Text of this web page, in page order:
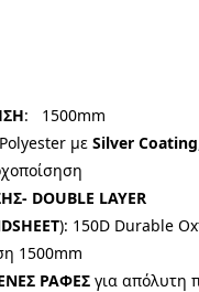
: 1500mm
με Silver Coating
DOUBLE LAYER
): 150D Durable
1500mm
ΡΑΦΕΣ για απόλυτη